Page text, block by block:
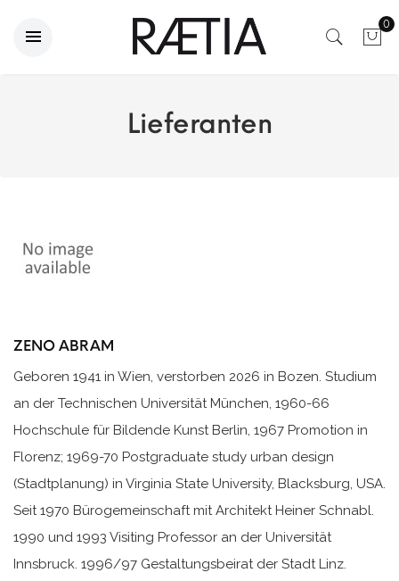
0
Lieferanten
ZENO ABRAM
Geboren 1941 in Wien, verstorben 2026 in Bozen. Studium
an der Technischen Universität München, 1960-66
Hochschule für Bildende Kunst Berlin, 1967 Promotion in
Florenz; 1969-70 Postgraduate study urban design
(Stadtplanung) in Virginia State University, Blacksburg, USA.
Seit 1970 Bürogemeinschaft mit Architekt Heiner Schnabl.
1990 und 1993 Visiting Professor an der Universität
Innsbruck. 1996/97 Gestaltungsbeirat der Stadt Linz.